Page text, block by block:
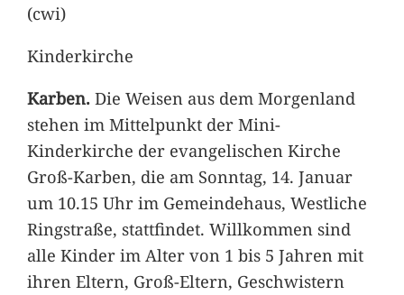
(cwi)
Kinderkirche
Karben.Die Weisen aus dem Morgenland
stehen im Mittelpunkt der Mini-
Kinderkirche der evangelischen Kirche
Groß-Karben, die am Sonntag, 14. Januar
um 10.15 Uhr im Gemeindehaus, Westliche
Ringstraße, stattfindet. Willkommen sind
alle Kinder im Alter von 1 bis 5 Jahren mit
ihren Eltern, Groß-Eltern, Geschwistern